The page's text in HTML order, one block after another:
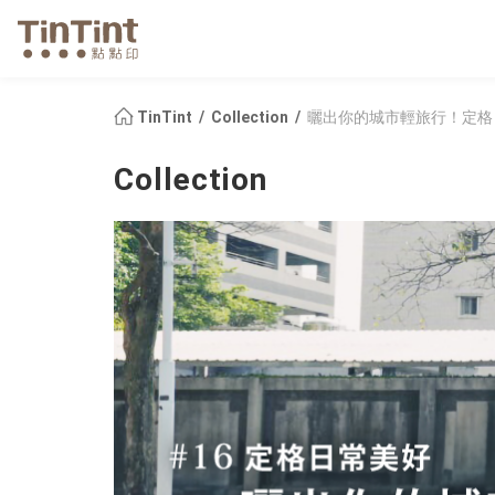
TinTint Collection 曬出你的城市輕旅行！定
Collection